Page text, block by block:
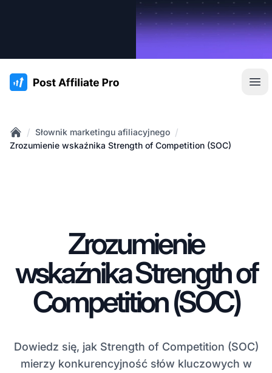
:site.title
Home
/ Słownik marketingu afiliacyjnego /
Zrozumienie wskaźnika Strength of Competition (SOC)
Zrozumienie
wskaźnika Strength of
Competition (SOC)
Dowiedz się, jak Strength of Competition (SOC)
mierzy konkurencyjność słów kluczowych w